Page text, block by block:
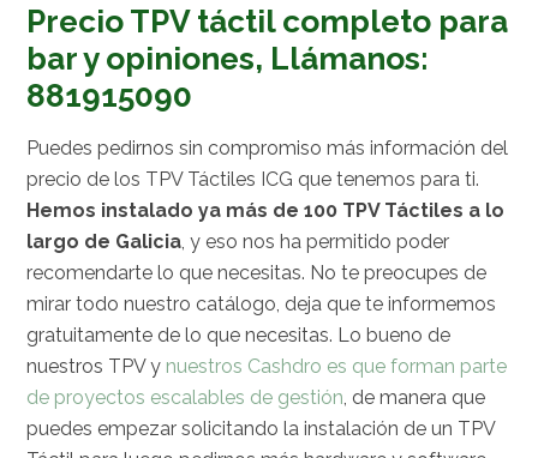
Precio TPV táctil completo para
bar y opiniones, Llámanos:
881915090
Puedes pedirnos sin compromiso más información del
precio de los TPV Táctiles ICG que tenemos para ti.
Hemos instalado ya más de 100 TPV Táctiles a lo
largo de Galicia , y eso nos ha permitido poder
recomendarte lo que necesitas. No te preocupes de
mirar todo nuestro catálogo, deja que te informemos
gratuitamente de lo que necesitas. Lo bueno de
nuestros TPV y nuestros Cashdro es que forman parte
de proyectos escalables de gestión , de manera que
puedes empezar solicitando la instalación de un TPV